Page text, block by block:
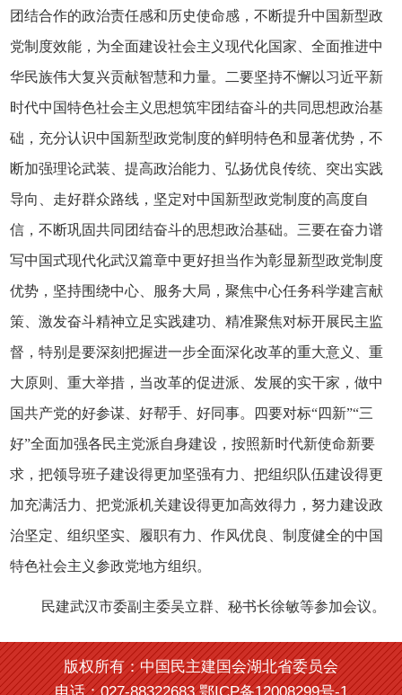
团结合作的政治责任感和历史使命感，不断提升中国新型政
党制度效能，为全面建设社会主义现代化国家、全面推进中
华民族伟大复兴贡献智慧和力量。二要坚持不懈以习近平新
时代中国特色社会主义思想筑牢团结奋斗的共同思想政治基
础，充分认识中国新型政党制度的鲜明特色和显著优势，不
断加强理论武装、提高政治能力、弘扬优良传统、突出实践
导向、走好群众路线，坚定对中国新型政党制度的高度自
信，不断巩固共同团结奋斗的思想政治基础。三要在奋力谱
写中国式现代化武汉篇章中更好担当作为彰显新型政党制度
优势，坚持围绕中心、服务大局，聚焦中心任务科学建言献
策、激发奋斗精神立足实践建功、精准聚焦对标开展民主监
督，特别是要深刻把握进一步全面深化改革的重大意义、重
大原则、重大举措，当改革的促进派、发展的实干家，做中
国共产党的好参谋、好帮手、好同事。四要对标“四新”“三
好”全面加强各民主党派自身建设，按照新时代新使命新要
求，把领导班子建设得更加坚强有力、把组织队伍建设得更
加充满活力、把党派机关建设得更加高效得力，努力建设政
治坚定、组织坚实、履职有力、作风优良、制度健全的中国
特色社会主义参政党地方组织。
民建武汉市委副主委吴立群、秘书长徐敏等参加会议。
版权所有：中国民主建国会湖北省委员会